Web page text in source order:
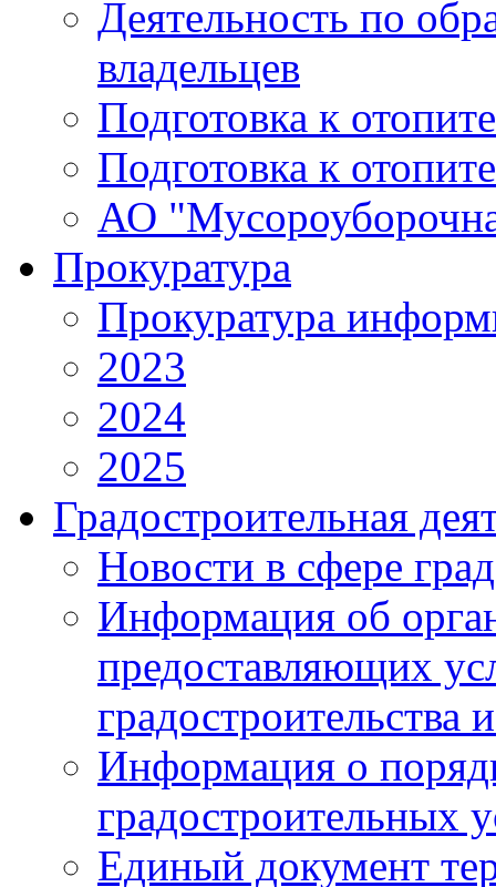
Деятельность по
владельцев
Подготовка к
Подготовка к
АО
Прокуратура
Прокуратура
2023
2024
2025
Градостроительная
Новости в сфере
Информация об
предоставляющих
градостроительства
Информация о
градостроительных
Единый документ